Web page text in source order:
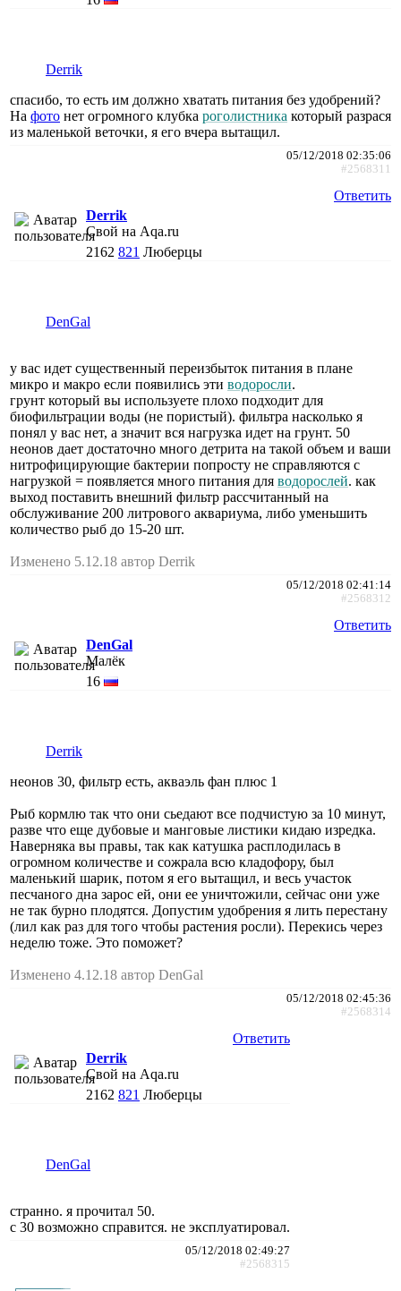
Derrik
спасибо, то есть им должно хватать питания без удобрений?
На фото нет огромного клубка роголистника который разрася
из маленькой веточки, я его вчера вытащил.
05/12/2018 02:35:06
#2568311
Ответить
Derrik
Свой на Aqa.ru
2162 821 Люберцы
DenGal
у вас идет существенный переизбыток питания в плане
микро и макро если появились эти водоросли.
грунт который вы используете плохо подходит для
биофильтрации воды (не пористый). фильтра насколько я
понял у вас нет, а значит вся нагрузка идет на грунт. 50
неонов дает достаточно много детрита на такой объем и ваши
нитрофицирующие бактерии попросту не справляются с
нагрузкой = появляется много питания для водорослей. как
выход поставить внешний фильтр рассчитанный на
обслуживание 200 литрового аквариума, либо уменьшить
количество рыб до 15-20 шт.
Изменено 5.12.18 автор Derrik
05/12/2018 02:41:14
#2568312
Ответить
DenGal
Малёк
16
Derrik
неонов 30, фильтр есть, акваэль фан плюс 1
Рыб кормлю так что они сьедают все подчистую за 10 минут,
разве что еще дубовые и манговые листики кидаю изредка.
Наверняка вы правы, так как катушка расплодилась в
огромном количестве и сожрала всю кладофору, был
маленький шарик, потом я его вытащил, и весь участок
песчаного дна зарос ей, они ее уничтожили, сейчас они уже
не так бурно плодятся. Допустим удобрения я лить перестану
(лил как раз для того чтобы растения росли). Перекись через
неделю тоже. Это поможет?
Изменено 4.12.18 автор DenGal
05/12/2018 02:45:36
#2568314
Ответить
Derrik
Свой на Aqa.ru
2162 821 Люберцы
DenGal
странно. я прочитал 50.
c 30 возможно справится. не эксплуатировал.
05/12/2018 02:49:27
#2568315